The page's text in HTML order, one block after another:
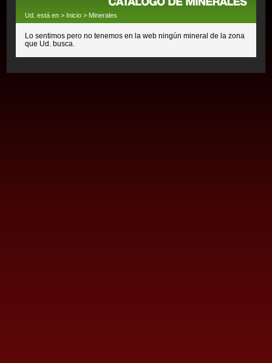
Ud. está en > Inicio > Minerales
Lo sentimos pero no tenemos en la web ningún mineral de la zona
que Ud. busca.